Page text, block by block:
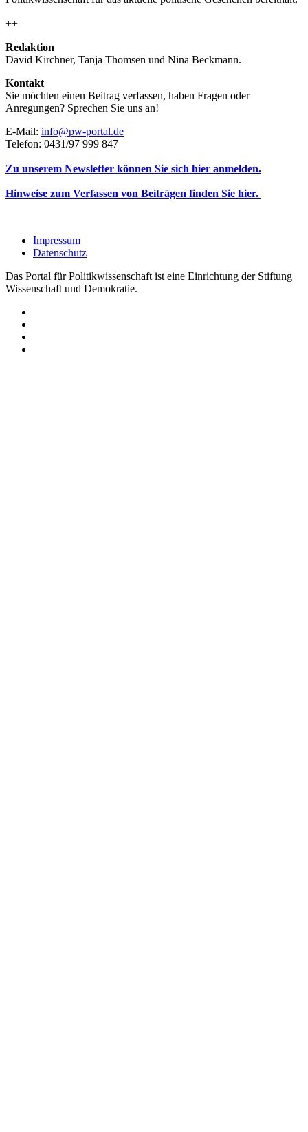
++
Redaktion
David Kirchner, Tanja Thomsen und Nina Beckmann.
Kontakt
Sie möchten einen Beitrag verfassen, haben Fragen oder
Anregungen? Sprechen Sie uns an!
E-Mail: info@pw-portal.de
Telefon: 0431/97 999 847
Zu unserem Newsletter können Sie sich hier anmelden.
Hinweise zum Verfassen von Beiträgen finden Sie hier.
Impressum
Datenschutz
Das Portal für Politikwissenschaft ist eine Einrichtung der Stiftung
Wissenschaft und Demokratie.